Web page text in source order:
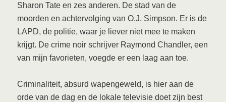
Sharon Tate en zes anderen. De stad van de
moorden en achtervolging van O.J. Simpson. Er is de
LAPD, de politie, waar je liever niet mee te maken
krijgt. De crime noir schrijver Raymond Chandler, een
van mijn favorieten, voegde er een laag aan toe.
Criminaliteit, absurd wapengeweld, is hier aan de
orde van de dag en de lokale televisie doet zijn best